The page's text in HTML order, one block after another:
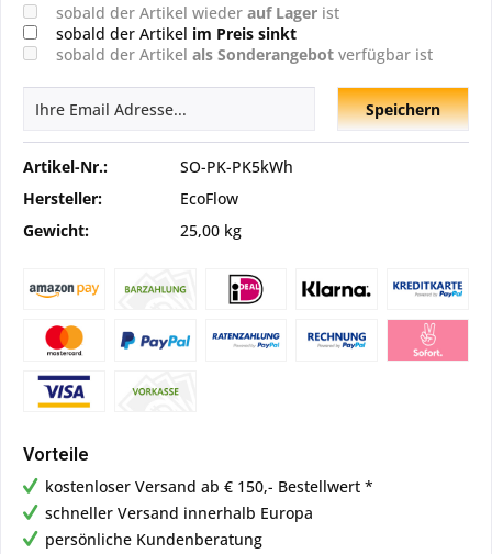
sobald der Artikel wieder auf Lager ist
sobald der Artikel im Preis sinkt
sobald der Artikel als Sonderangebot verfügbar ist
Speichern
Artikel-Nr.:
SO-PK-PK5kWh
Hersteller:
EcoFlow
Gewicht:
25,00 kg
Vorteile
kostenloser Versand ab € 150,- Bestellwert *
schneller Versand innerhalb Europa
persönliche Kundenberatung